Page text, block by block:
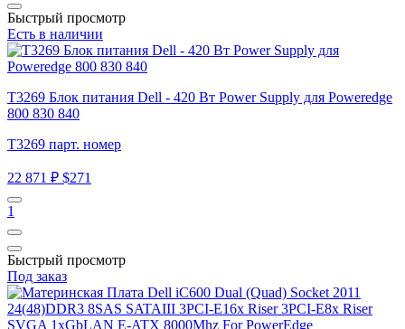
Быстрый просмотр
Есть в наличии
T3269 Блок питания Dell - 420 Вт Power Supply для Poweredge
800 830 840
T3269 парт. номер
22 871 ₽ $271
1
Быстрый просмотр
Под заказ